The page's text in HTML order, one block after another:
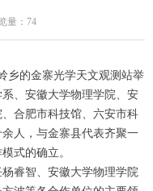
的金寨光学天文观测站举
、安徽大学物理学院、安
合肥市科技馆、六安市科
人，与金寨县代表齐聚一
式的确立。
睿智、安徽大学物理学院
量： 74